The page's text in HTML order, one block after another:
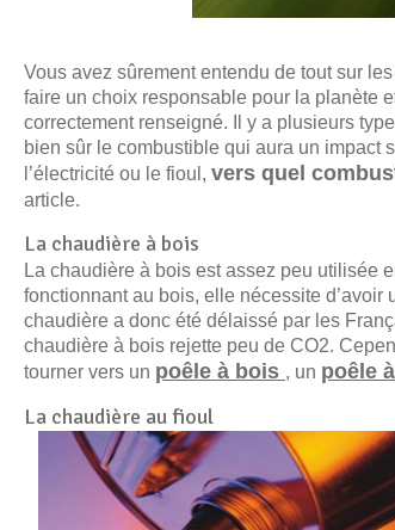
Vous avez sûrement entendu de tout sur
faire un choix responsable pour la planète
correctement renseigné. Il y a plusieurs
bien sûr le combustible qui aura un impact
l’électricité ou le fioul, vers quel
article.
La chaudière à bois
La chaudière à bois est assez peu utilisée
fonctionnant au bois, elle nécessite
chaudière a donc été délaissé par les
chaudière à bois rejette peu de CO2.
tourner vers un poêle à bois , un poêle
La chaudière au fioul